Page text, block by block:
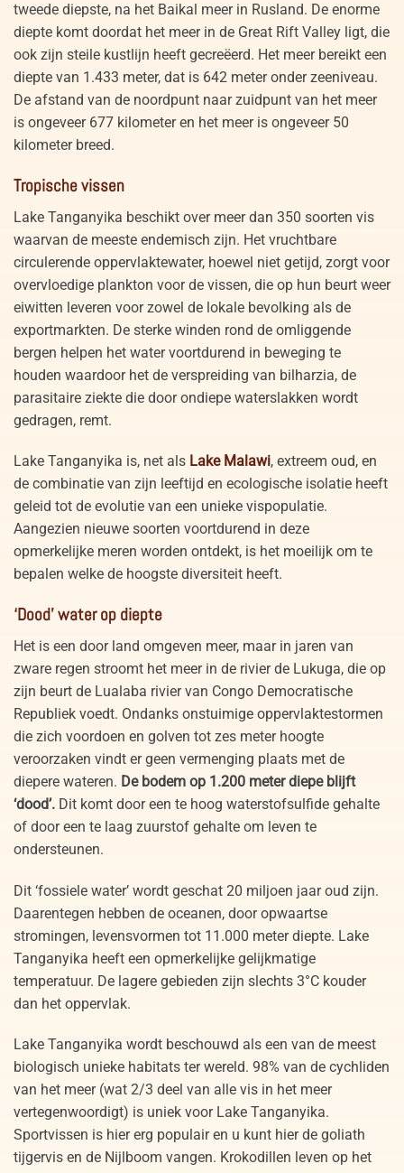
tweede diepste, na het Baikal meer in Rusland. De enorme
diepte komt doordat het meer in de Great Rift Valley ligt, die
ook zijn steile kustlijn heeft gecreëerd. Het meer bereikt een
diepte van 1.433 meter, dat is 642 meter onder zeeniveau.
De afstand van de noordpunt naar zuidpunt van het meer
is ongeveer 677 kilometer en het meer is ongeveer 50
kilometer breed.
Tropische vissen
Lake Tanganyika beschikt over meer dan 350 soorten vis
waarvan de meeste endemisch zijn. Het vruchtbare
circulerende oppervlaktewater, hoewel niet getijd, zorgt voor
overvloedige plankton voor de vissen, die op hun beurt weer
eiwitten leveren voor zowel de lokale bevolking als de
exportmarkten. De sterke winden rond de omliggende
bergen helpen het water voortdurend in beweging te
houden waardoor het de verspreiding van bilharzia, de
parasitaire ziekte die door ondiepe waterslakken wordt
gedragen, remt.
Lake Tanganyika is, net als Lake Malawi, extreem oud, en
de combinatie van zijn leeftijd en ecologische isolatie heeft
geleid tot de evolutie van een unieke vispopulatie.
Aangezien nieuwe soorten voortdurend in deze
opmerkelijke meren worden ontdekt, is het moeilijk om te
bepalen welke de hoogste diversiteit heeft.
‘Dood’ water op diepte
Het is een door land omgeven meer, maar in jaren van
zware regen stroomt het meer in de rivier de Lukuga, die op
zijn beurt de Lualaba rivier van Congo Democratische
Republiek voedt. Ondanks onstuimige oppervlaktestormen
die zich voordoen en golven tot zes meter hoogte
veroorzaken vindt er geen vermenging plaats met de
diepere wateren. De bodem op 1.200 meter diepe blijft
‘dood’. Dit komt door een te hoog waterstofsulfide gehalte
of door een te laag zuurstof gehalte om leven te
ondersteunen.
Dit ‘fossiele water’ wordt geschat 20 miljoen jaar oud zijn.
Daarentegen hebben de oceanen, door opwaartse
stromingen, levensvormen tot 11.000 meter diepte. Lake
Tanganyika heeft een opmerkelijke gelijkmatige
temperatuur. De lagere gebieden zijn slechts 3°C kouder
dan het oppervlak.
Lake Tanganyika wordt beschouwd als een van de meest
biologisch unieke habitats ter wereld. 98% van de cychliden
van het meer (wat 2/3 deel van alle vis in het meer
vertegenwoordigt) is uniek voor Lake Tanganyika.
Sportvissen is hier erg populair en u kunt hier de goliath
tijgervis en de Nijlboom vangen. Krokodillen leven op het